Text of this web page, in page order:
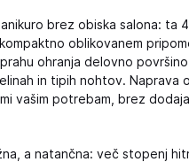
brez obiska salona: ta
oblikovanem
ohranja delovno površino
in tipih nohtov. Naprava
vašim potrebam, brez
a natančna: več stopenj